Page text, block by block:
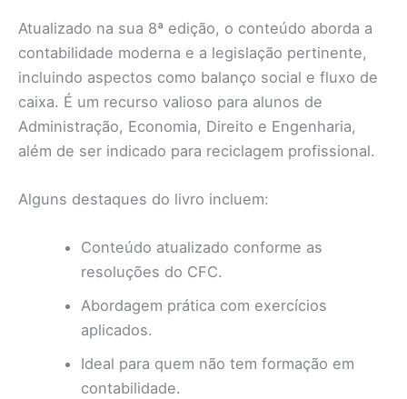
Atualizado na sua 8ª edição, o conteúdo aborda a
contabilidade moderna e a legislação pertinente,
incluindo aspectos como balanço social e fluxo de
caixa. É um recurso valioso para alunos de
Administração, Economia, Direito e Engenharia,
além de ser indicado para reciclagem profissional.
Alguns destaques do livro incluem:
Conteúdo atualizado conforme as
resoluções do CFC.
Abordagem prática com exercícios
aplicados.
Ideal para quem não tem formação em
contabilidade.